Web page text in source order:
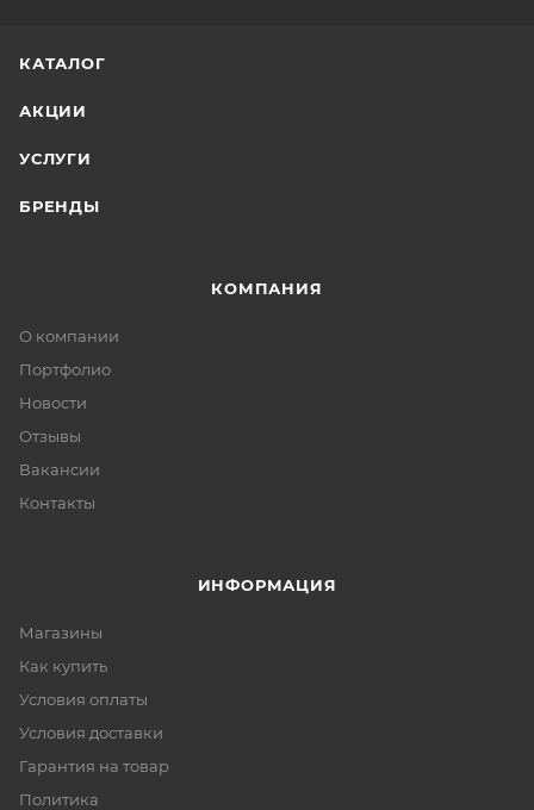
КАТАЛОГ
АКЦИИ
УСЛУГИ
БРЕНДЫ
КОМПАНИЯ
О компании
Портфолио
Новости
Отзывы
Вакансии
Контакты
ИНФОРМАЦИЯ
Магазины
Как купить
Условия оплаты
Условия доставки
Гарантия на товар
Политика